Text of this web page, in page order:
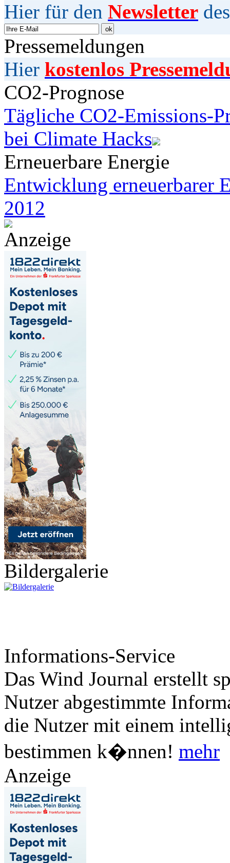
Hier für den Newsletter
Pressemeldungen
Hier kostenlos
CO2-Prognose
Tägliche CO2-Emissions-
bei Climate Hacks
Erneuerbare Energie
Entwicklung erneuerbarer
2012
Anzeige
Bildergalerie
Informations-Service
Das Wind Journal erstellt
Nutzer abgestimmte
die Nutzer mit einem
bestimmen k�nnen! mehr
Anzeige